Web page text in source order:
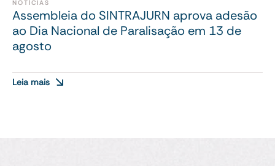
NOTÍCIAS
Assembleia do SINTRAJURN aprova adesão
ao Dia Nacional de Paralisação em 13 de
agosto
Leia mais